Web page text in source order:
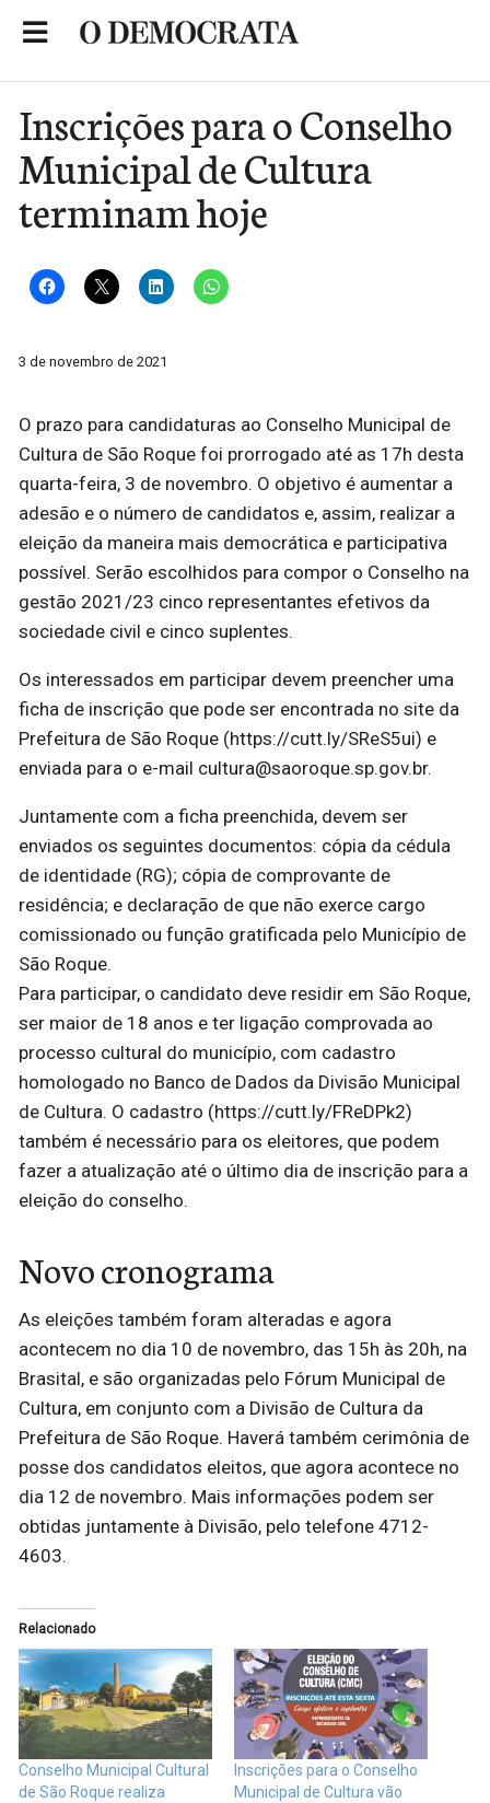
Inscrições para o Conselho
Municipal de Cultura
terminam hoje
3 de novembro de 2021
O prazo para candidaturas ao Conselho Municipal de
Cultura de São Roque foi prorrogado até as 17h desta
quarta-feira, 3 de novembro. O objetivo é aumentar a
adesão e o número de candidatos e, assim, realizar a
eleição da maneira mais democrática e participativa
possível. Serão escolhidos para compor o Conselho na
gestão 2021/23 cinco representantes efetivos da
sociedade civil e cinco suplentes.
Os interessados em participar devem preencher uma
ficha de inscrição que pode ser encontrada no site da
Prefeitura de São Roque (https://cutt.ly/SReS5ui) e
enviada para o e-mail cultura@saoroque.sp.gov.br.
Juntamente com a ficha preenchida, devem ser
enviados os seguintes documentos: cópia da cédula
de identidade (RG); cópia de comprovante de
residência; e declaração de que não exerce cargo
comissionado ou função gratificada pelo Município de
São Roque.
Para participar, o candidato deve residir em São Roque,
ser maior de 18 anos e ter ligação comprovada ao
processo cultural do município, com cadastro
homologado no Banco de Dados da Divisão Municipal
de Cultura. O cadastro (https://cutt.ly/FReDPk2)
também é necessário para os eleitores, que podem
fazer a atualização até o último dia de inscrição para a
eleição do conselho.
Novo cronograma
As eleições também foram alteradas e agora
acontecem no dia 10 de novembro, das 15h às 20h, na
Brasital, e são organizadas pelo Fórum Municipal de
Cultura, em conjunto com a Divisão de Cultura da
Prefeitura de São Roque. Haverá também cerimônia de
posse dos candidatos eleitos, que agora acontece no
dia 12 de novembro. Mais informações podem ser
obtidas juntamente à Divisão, pelo telefone 4712-
4603.
Relacionado
Conselho Municipal Cultural
de São Roque realiza
Inscrições para o Conselho
Municipal de Cultura vão